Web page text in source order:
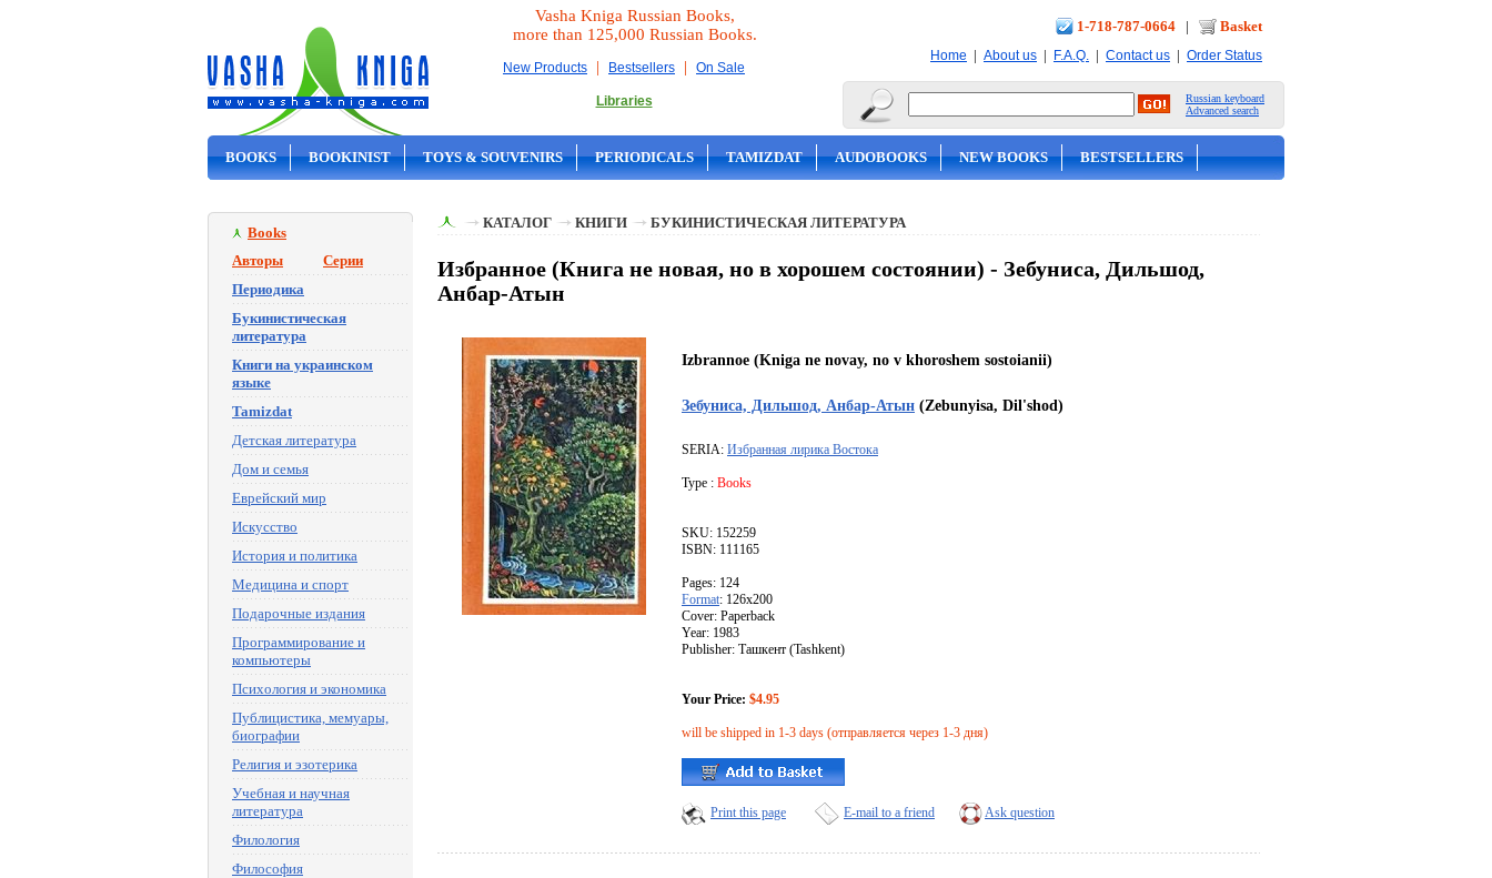
Vasha Kniga Russian Books,
more than 125,000 Russian Books.
New Products | Bestsellers | On Sale
Libraries
1-718-787-0664 | Basket
Home | About us | F.A.Q. | Contact us | Order Status
Russian keyboard
Advanced search
BOOKS BOOKINIST TOYS & SOUVENIRS PERIODICALS TAMIZDAT AUDOBOOKS NEW BOOKS BESTSELLERS
Books
Авторы
Серии
Периодика
Букинистическая
литература
Книги на украинском
языке
Tamizdat
Детская литература
Дом и семья
Еврейский мир
Искусство
История и политика
Медицина и спорт
Подарочные издания
Программирование и
компьютеры
Психология и экономика
Публицистика, мемуары,
биографии
Религия и эзотерика
Учебная и научная
литература
Филология
Философия
КАТАЛОГ КНИГИ БУКИНИСТИЧЕСКАЯ ЛИТЕРАТУРА
Избранное (Книга не новая, но в хорошем состоянии) - Зебуниса, Дильшод,
Анбар-Атын
Izbrannoe (Kniga ne novay, no v khoroshem sostoianii)
Зебуниса, Дильшод, Анбар-Атын (Zebunyisa, Dil'shod)
SERIA: Избранная лирика Востока
Type : Books
SKU: 152259
ISBN: 111165
Pages: 124
Format: 126x200
Cover: Paperback
Year: 1983
Publisher: Ташкент (Tashkent)
Your Price: $4.95
will be shipped in 1-3 days (отправляется через 1-3 дня)
Print this page E-mail to a friend Ask question